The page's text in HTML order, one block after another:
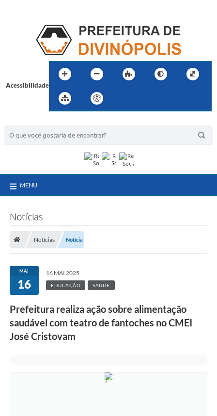
Acessibilidade
MENU
Notícias
Notícias Notícia
MAI
16
16 MAI 2025
EDUCAÇÃO SAÚDE
Prefeitura realiza ação sobre alimentação
saudável com teatro de fantoches no CMEI
José Cristovam